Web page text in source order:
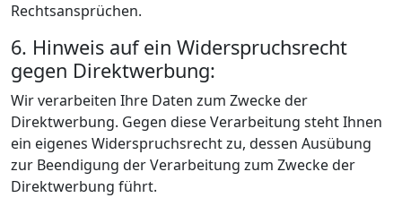
Rechtsansprüchen.
6. Hinweis auf ein Widerspruchsrecht
gegen Direktwerbung:
Wir verarbeiten Ihre Daten zum Zwecke der
Direktwerbung. Gegen diese Verarbeitung steht Ihnen
ein eigenes Widerspruchsrecht zu, dessen Ausübung
zur Beendigung der Verarbeitung zum Zwecke der
Direktwerbung führt.